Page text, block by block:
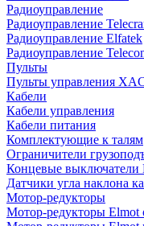
Радиоуправление
Радиоуправление
Радиоуправление Elfatek
Радиоуправление
Пульты
Пульты управления
Кабели
Кабели управления
Кабели питания
Комплектующие к талям
Ограничители
Концевые выключатели
Датчики угла наклона
Мотор-редукторы
Мотор-редукторы